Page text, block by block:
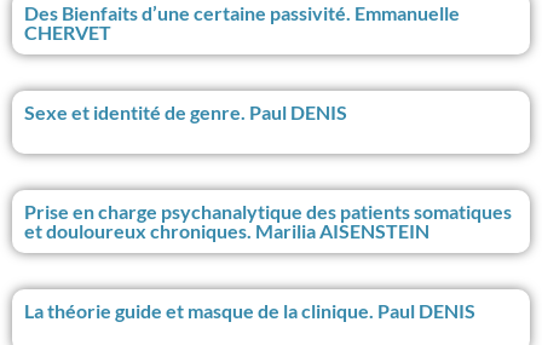
Des Bienfaits d’une certaine passivité. Emmanuelle
CHERVET
Sexe et identité de genre. Paul DENIS
Prise en charge psychanalytique des patients somatiques
et douloureux chroniques. Marilia AISENSTEIN
La théorie guide et masque de la clinique. Paul DENIS